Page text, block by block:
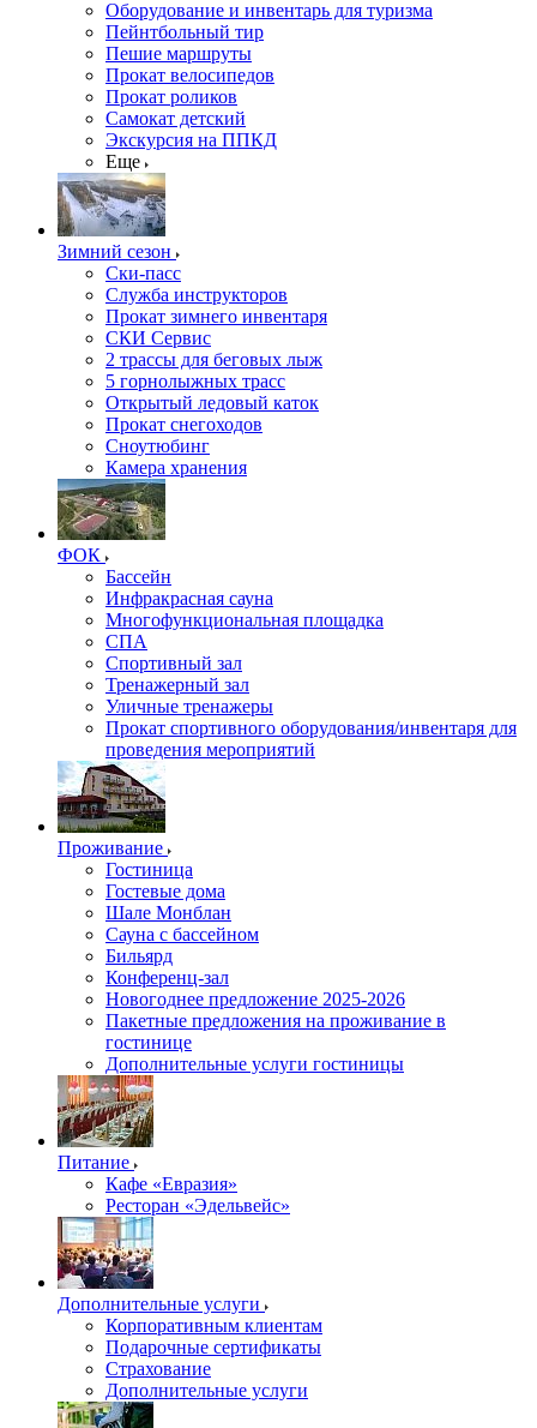
Оборудование и инвентарь для туризма
Пейнтбольный тир
Пешие маршруты
Прокат велосипедов
Прокат роликов
Самокат детский
Экскурсия на ППКД
Еще
Зимний сезон
Ски-пасс
Служба инструкторов
Прокат зимнего инвентаря
СКИ Сервис
2 трассы для беговых лыж
5 горнолыжных трасс
Открытый ледовый каток
Прокат снегоходов
Сноутюбинг
Камера хранения
ФОК
Бассейн
Инфракрасная сауна
Многофункциональная площадка
СПА
Спортивный зал
Тренажерный зал
Уличные тренажеры
Прокат спортивного оборудования/инвентаря для
проведения мероприятий
Проживание
Гостиница
Гостевые дома
Шале Монблан
Сауна с бассейном
Бильярд
Конференц-зал
Новогоднее предложение 2025-2026
Пакетные предложения на проживание в
гостинице
Дополнительные услуги гостиницы
Питание
Кафе «Евразия»
Ресторан «Эдельвейс»
Дополнительные услуги
Корпоративным клиентам
Подарочные сертификаты
Страхование
Дополнительные услуги